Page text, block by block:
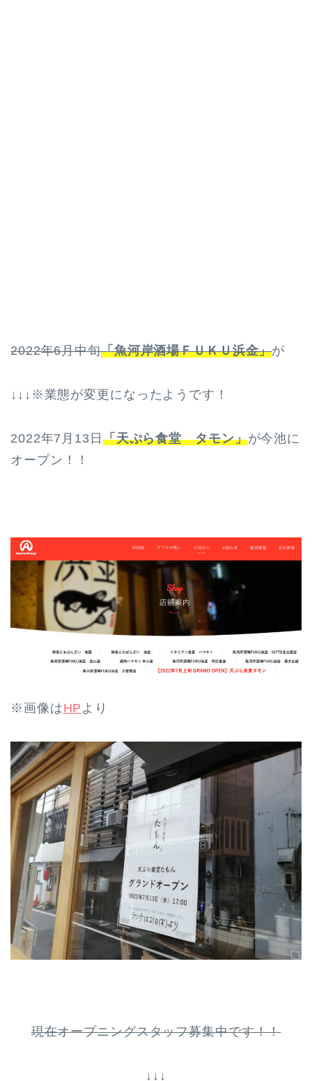
2022年6月中旬「魚河岸酒場ＦＵＫＵ浜金」が
↓↓↓※業態が変更になったようです！
2022年7月13日 「天ぷら食堂 タモン」が今池に
オープン！！
※画像はHP より
現在オープニングスタッフ募集中です！！
↓↓↓